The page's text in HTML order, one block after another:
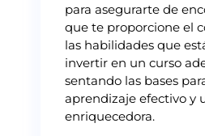
para asegurarte de
que te proporcione el
las habilidades que
invertir en un curso
sentando las bases
aprendizaje efectivo y
enriquecedora.